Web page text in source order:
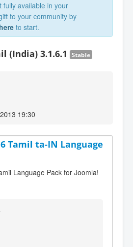
fully available in your
to your community by
here to start.
(India) 3.1.6.1 Stable
19:30
Tamil ta-IN Language
Language Pack for Joomla!